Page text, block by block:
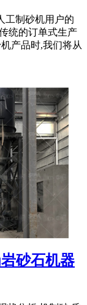
工制砂机用户的
统的订单式生产
产品时,我们将从
砂石机器